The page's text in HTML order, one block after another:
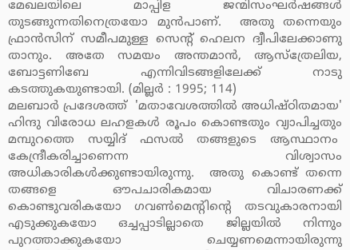
മേഖലയിലെ മാപ്പിള ജന്മിസംഘര്‍ഷങ്ങള്‍
തുടങ്ങുന്നതിനെത്രയോ മുന്‍പാണ്. അതു തന്നെയും
ഫ്രാന്‍സിന് സമീപമുള്ള സെന്റ് ഹെലന ദ്വീപിലേക്കാണു
താനും. അതേ സമയം അന്തമാന്‍, ആസ്‌ത്രേലിയ,
ബോട്ടണിബേ എന്നിവിടങ്ങളിലേക്ക് നാടു
കടത്തുകയുണ്ടായി. (മില്ലര്‍ : 1995; 114)
മലബാര്‍ പ്രദേശത്ത് 'മതാവേശത്തില്‍ അധിഷ്ഠിതമായ'
ഹിന്ദു വിരോധ ലഹളകള്‍ രൂപം കൊണ്ടതും വ്യാപിച്ചതും
മമ്പുറത്തെ സയ്യിദ് ഫസല്‍ തങ്ങളുടെ ആസ്ഥാനം
കേന്ദ്രീകരിച്ചാണെന്ന വിശ്വാസം
അധികാരികള്‍ക്കുണ്ടായിരുന്നു. അതു കൊണ്ട് തന്നെ
തങ്ങളെ ഔപചാരികമായ വിചാരണക്ക്
കൊണ്ടുവരികയോ ഗവണ്‍മെന്റിന്റെ തടവുകാരനായി
എടുക്കുകയോ ഒച്ചപ്പാടില്ലാതെ ജില്ലയില്‍ നിന്നും
പുറത്താക്കുകയോ ചെയ്യണമെന്നായിരുന്നു